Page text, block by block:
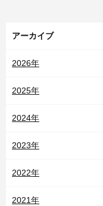
アーカイブ
2026年
2025年
2024年
2023年
2022年
2021年